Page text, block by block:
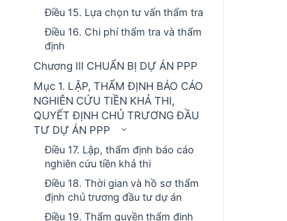
Điều 15. Lựa chọn tư vấn thẩm tra
Điều 16. Chi phí thẩm tra và thẩm
định
Chương III CHUẨN BỊ DỰ ÁN PPP
Mục 1. LẬP, THẨM ĐỊNH BÁO CÁO
NGHIÊN CỨU TIỀN KHẢ THI,
QUYẾT ĐỊNH CHỦ TRƯƠNG ĐẦU
TƯ DỰ ÁN PPP
Điều 17. Lập, thẩm định báo cáo
nghiên cứu tiền khả thi
Điều 18. Thời gian và hồ sơ thẩm
định chủ trương đầu tư dự án
Điều 19. Thẩm quyền thẩm định